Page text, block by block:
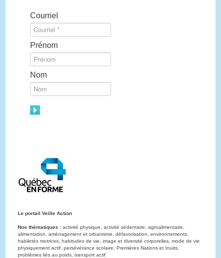
Courriel
Prénom
Nom
Le portail Veille Action
Nos thématiques : activité physique, activité sédentaire, agroalimentaire,
alimentation, aménagement et urbanisme, défavorisation, environnements,
habiletés motrices, habitudes de vie, image et diversité corporelles, mode de vie
physiquement actif, persévérance scolaire, Premières Nations et Inuits,
problèmes liés au poids, transport actif